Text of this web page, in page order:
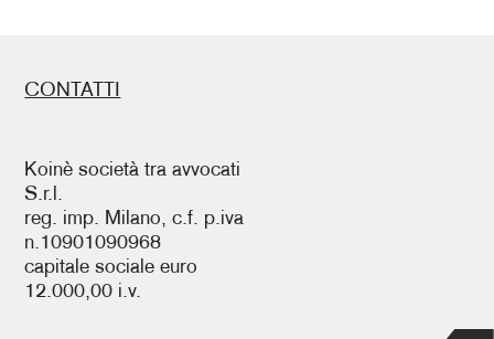
CONTATTI
Koinè società tra avvocati
S.r.l.
reg. imp. Milano, c.f. p.iva
n.10901090968
capitale sociale euro
12.000,00 i.v.